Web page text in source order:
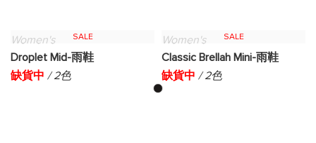
SALE
Women's
Droplet Mid-雨鞋
缺貨中 / 2色
SALE
Women's
Classic Brellah Mini-雨鞋
缺貨中 / 2色